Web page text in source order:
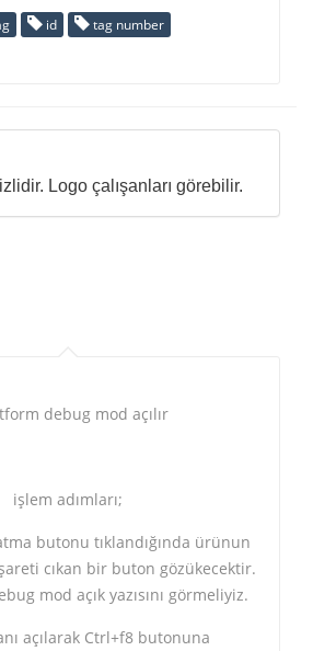
id tag number
Logo çalışanları görebilir.
debug mod açılır
işlem adımları;
butonu tıklandığında ürünun
cıkan bir buton gözükecektir.
mod açık yazısını görmeliyiz.
açılarak Ctrl+f8 butonuna